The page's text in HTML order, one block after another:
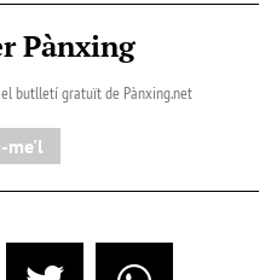
Pànxing
butlletí gratuït de Pànxing.net​
me'l